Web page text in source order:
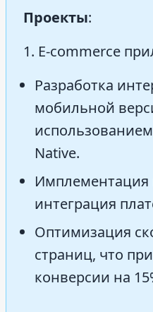
Проекты:
1. E-commerce
Разработка
мобильной
Native.
Имплементация
интеграция
Оптимизация
страниц, что
конверсии на